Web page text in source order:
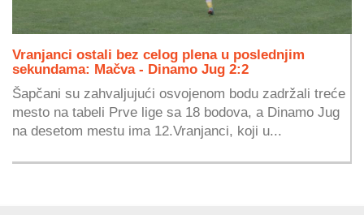
Vranjanci ostali bez celog plena u poslednjim
sekundama: Mačva - Dinamo Jug 2:2
Šapčani su zahvaljujući osvojenom bodu zadržali treće
mesto na tabeli Prve lige sa 18 bodova, a Dinamo Jug
na desetom mestu ima 12.Vranjanci, koji u...